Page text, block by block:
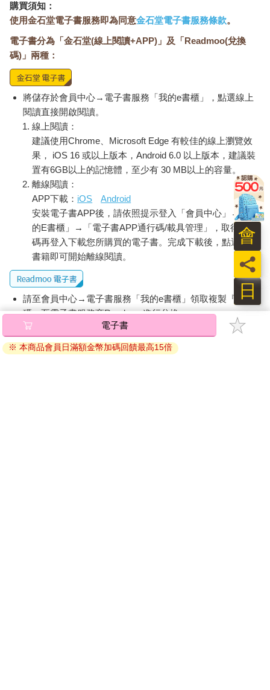
購買須知：
使用金石堂電子書服務即為同意金石堂電子書服務條款。
電子書分為「金石堂(線上閱讀+APP)」及「Readmoo(兌換
碼)」兩種：
將儲存於會員中心→電子書服務「我的e書櫃」，點選線上
閱讀直接開啟閱讀。
線上閱讀：
建議使用Chrome、Microsoft Edge 有較佳的線上瀏覽效
果， iOS 16 或以上版本，Android 6.0 以上版本，建議裝
置有6GB以上的記憶體，至少有 30 MB以上的容量。
離線閱讀：
APP下載： iOS
Android
安裝電子書APP後，請依照提示登入「會員中心」→「我
的E書櫃」→「電子書APP通行碼/載具管理」，取得通行
碼再登入下載您所購買的電子書。完成下載後，點選任一
書籍即可開始離線閱讀。
請至會員中心→電子書服務「我的e書櫃」領取複製『兌換
碼』至電子書服務商Readmoo進行兌換。
退換貨須知：
因版權保護，您在金石堂所購買的電子書僅能以金石堂專屬
電子書
※ 本商品會員日滿額金幣加碼回饋最高15倍
日
員
會